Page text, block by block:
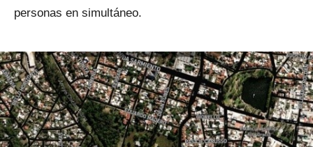
personas en simultáneo.